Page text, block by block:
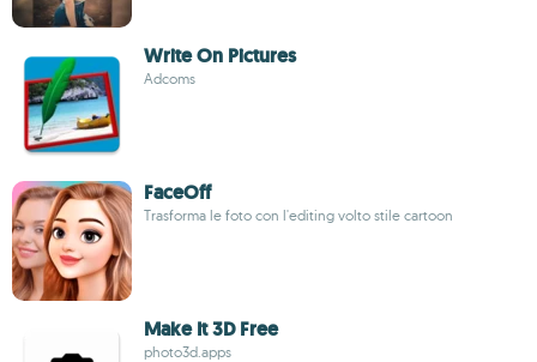
Write On Pictures
Adcoms
FaceOff
Trasforma le foto con l'editing volto stile cartoon
Make It 3D Free
photo3d.apps